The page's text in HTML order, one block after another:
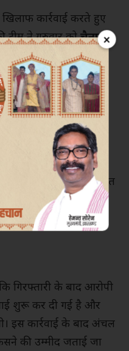
×
खिलाफ कार्रवाई करते हुए
टीम ने गुरुवार कोचैनपुर
कुमार को 5,500
किया। यह कार्रवाई
से संबंधितनकल
मांगने
की शिकायत
के बाद एसीबी ने
रिश्वत की मांग की बात
बिछाया और विनोद
मौके पर दबोच लिया।
गिरफ्तारी के बाद आरोपी
शुरू कर दी गई है और
इस कार्रवाई के बाद अंचल
की उम्मीद जताई जा